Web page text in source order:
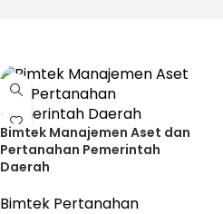
Bimtek Manajemen Aset dan
Pertanahan Pemerintah
Daerah
Bimtek Pertanahan